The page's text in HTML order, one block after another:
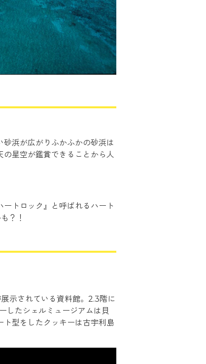
浜が広がりふかふかの砂浜は
星空が鑑賞できることから人
トロック』と呼ばれるハート
？！
示されている資料館。2.3階に
したシェルミュージアムは貝
型をしたクッキーは古宇利島